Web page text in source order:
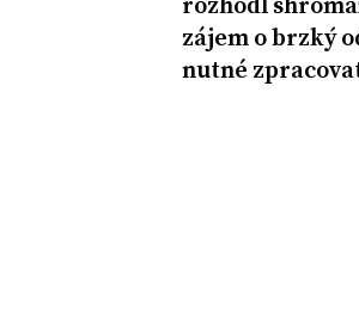
rozhodl
zájem o brzký
nutné